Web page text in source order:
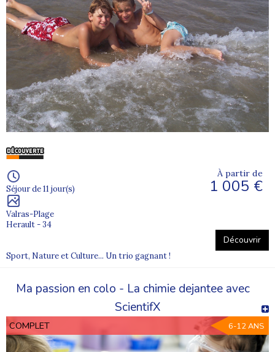
Séjour de 11 jour(s)
Valras-Plage
Herault - 34
À partir de
1 005 €
Découvrir
Sport, Nature et Culture... Un trio gagnant !
Ma passion en colo - La chimie dejantee avec
ScientifX
COMPLET 6-12 ANS